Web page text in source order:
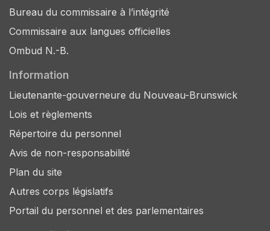
Bureau du commissaire à l’intégrité
Commissaire aux langues officielles
Ombud N.-B.
Information
Lieutenante-gouverneure du Nouveau-Brunswick
Lois et règlements
Répertoire du personnel
Avis de non-responsabilité
Plan du site
Autres corps législatifs
Portail du personnel et des parlementaires